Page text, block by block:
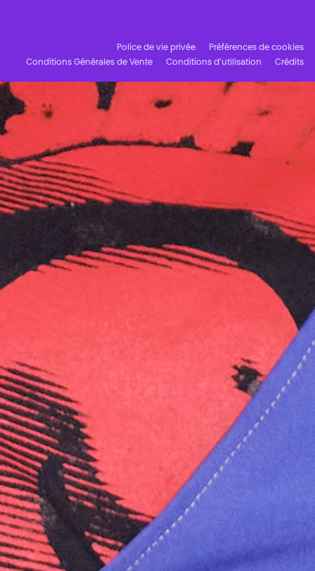
Police de vie privée
Préférences de cookies
Conditions Générales de Vente
Conditions d’utilisation Crédits